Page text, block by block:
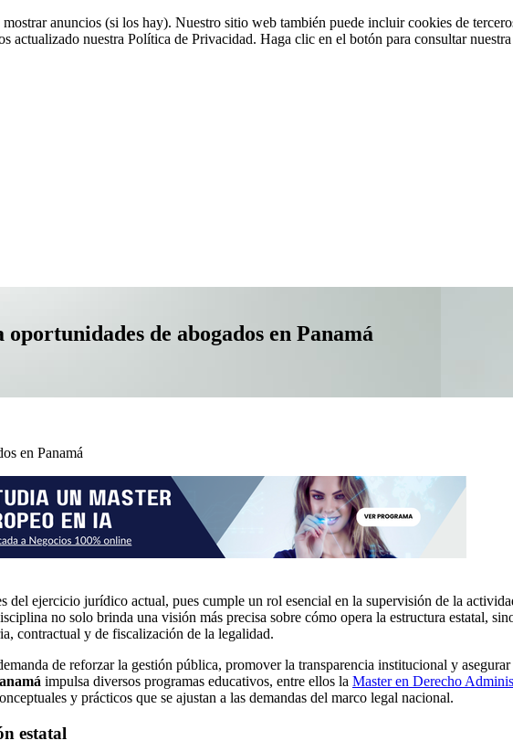
anuncios (si los hay). Nuestro sitio web también puede incluir cookies de
nuestra Política de Privacidad. Haga clic en el botón para consultar
de abogados en Panamá
en Panamá
del ejercicio jurídico actual, pues cumple un rol esencial en la supervisión de la
no solo brinda una visión más precisa sobre cómo opera la estructura estatal,
contractual y de fiscalización de la legalidad.
de reforzar la gestión pública, promover la transparencia institucional y
impulsa diversos programas educativos, entre ellos la Master en Derecho
y prácticos que se ajustan a las demandas del marco legal nacional.
estatal